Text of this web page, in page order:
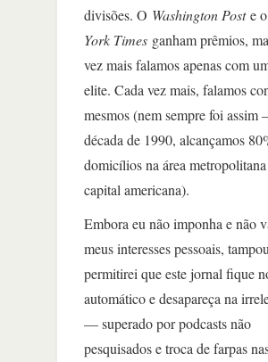
divisões. O Washington Poste o
York Times ganham prêmios,
vez mais falamos apenas com
elite. Cada vez mais, falamos
mesmos (nem sempre foi assim
década de 1990, alcançamos
domicílios na área
capital americana).
Embora eu não imponha e não
meus interesses pessoais,
permitirei que este jornal fique
automático e desapareça na
— superado por podcasts não
pesquisados e troca de farpas